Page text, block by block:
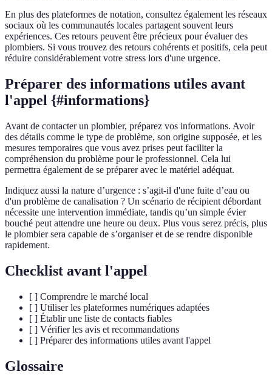
En plus des plateformes de notation, consultez également les réseaux
sociaux où les communautés locales partagent souvent leurs
expériences. Ces retours peuvent être précieux pour évaluer des
plombiers. Si vous trouvez des retours cohérents et positifs, cela peut
réduire considérablement votre stress lors d'une urgence.
Préparer des informations utiles avant
l'appel {#informations}
Avant de contacter un plombier, préparez vos informations. Avoir
des détails comme le type de problème, son origine supposée, et les
mesures temporaires que vous avez prises peut faciliter la
compréhension du problème pour le professionnel. Cela lui
permettra également de se préparer avec le matériel adéquat.
Indiquez aussi la nature d’urgence : s’agit-il d'une fuite d’eau ou
d'un problème de canalisation ? Un scénario de récipient débordant
nécessite une intervention immédiate, tandis qu’un simple évier
bouché peut attendre une heure ou deux. Plus vous serez précis, plus
le plombier sera capable de s’organiser et de se rendre disponible
rapidement.
Checklist avant l'appel
[ ] Comprendre le marché local
[ ] Utiliser les plateformes numériques adaptées
[ ] Établir une liste de contacts fiables
[ ] Vérifier les avis et recommandations
[ ] Préparer des informations utiles avant l'appel
Glossaire